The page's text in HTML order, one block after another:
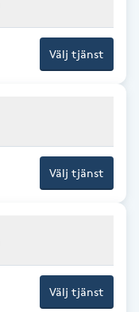
Välj tjänst
Välj tjänst
Välj tjänst